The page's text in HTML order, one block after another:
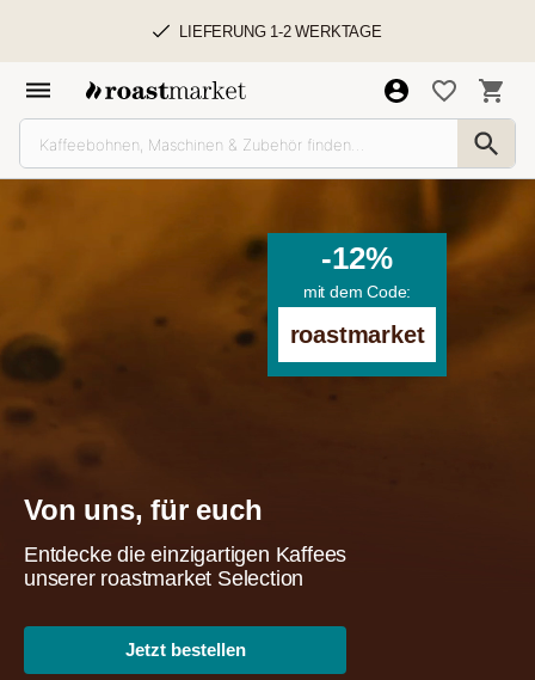
LIEFERUNG 1-2 WERKTAGE
-12%
mit dem Code:
roastmarket
Von uns, für euch
Entdecke die einzigartigen Kaffees
unserer roastmarket Selection
Jetzt bestellen